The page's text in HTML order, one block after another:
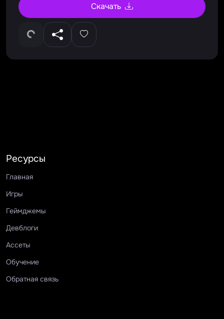
Скачать
Ресурсы
Главная
Игры
Геймджемы
Девблоги
Ассеты
Обучение
Обратная связь